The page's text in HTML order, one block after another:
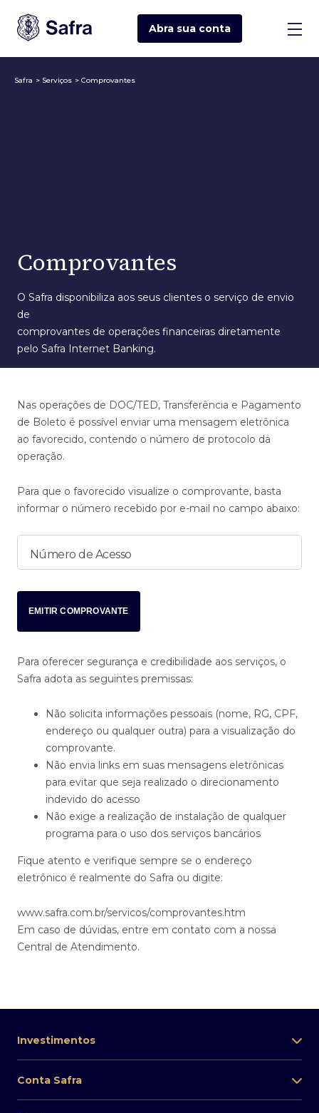
Abra sua conta
Safra > Serviços > Comprovantes
Comprovantes
O Safra disponibiliza aos seus clientes o serviço de envio
de
comprovantes de operações financeiras diretamente
pelo Safra Internet Banking.
Nas operações de DOC/TED, Transferência e Pagamento
de Boleto é possível enviar uma mensagem eletrônica
ao favorecido, contendo o número de protocolo da
operação.
Para que o favorecido visualize o comprovante, basta
informar o número recebido por e-mail no campo abaixo:
Número de Acesso
EMITIR COMPROVANTE
Para oferecer segurança e credibilidade aos serviços, o
Safra adota as seguintes premissas:
Não solicita informações pessoais (nome, RG, CPF,
endereço ou qualquer outra) para a visualização do
comprovante.
Não envia links em suas mensagens eletrônicas
para evitar que seja realizado o direcionamento
indevido do acesso
Não exige a realização de instalação de qualquer
programa para o uso dos serviços bancários
Fique atento e verifique sempre se o endereço
eletrônico é realmente do Safra ou digite:
www.safra.com.br/servicos/comprovantes.htm
Em caso de dúvidas, entre em contato com a nossa
Central de Atendimento.
Investimentos
Conta Safra